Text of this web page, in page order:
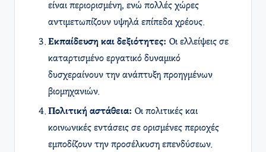
είναι περιορισμένη, ενώ πολλές χώρες
αντιμετωπίζουν υψηλά επίπεδα χρέους.
Εκπαίδευση και δεξιότητες: Οι ελλείψεις σε
καταρτισμένο εργατικό δυναμικό
δυσχεραίνουν την ανάπτυξη προηγμένων
βιομηχανιών.
Πολιτική αστάθεια: Οι πολιτικές και
κοινωνικές εντάσεις σε ορισμένες περιοχές
εμποδίζουν την προσέλκυση επενδύσεων.